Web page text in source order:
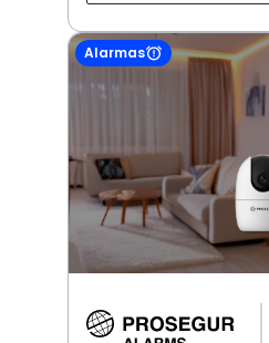
Alarmas